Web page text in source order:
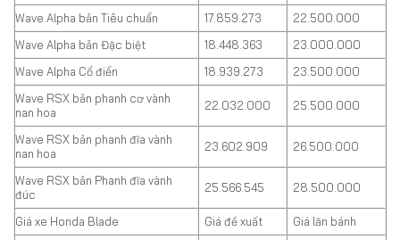
Wave Alpha bản Tiêu chuẩn
17.859.273
22.500.000
Wave Alpha bản Đặc biệt
18.448.363
23.000.000
Wave Alpha Cổ điển
18.939.273
23.500.000
Wave RSX bản phanh cơ vành
nan hoa
22.032.000 25.500.000
Wave RSX bản phanh đĩa vành
nan hoa
23.602.909 26.500.000
Wave RSX bản Phanh đĩa vành
đúc
25.566.545 28.500.000
Giá xe Honda Blade Giá đề xuất
Giá lăn bánh